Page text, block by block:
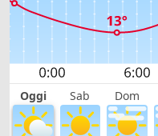
Oggi Sab Dom